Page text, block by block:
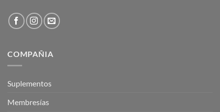
COMPAÑIA
Suplementos
Membresías